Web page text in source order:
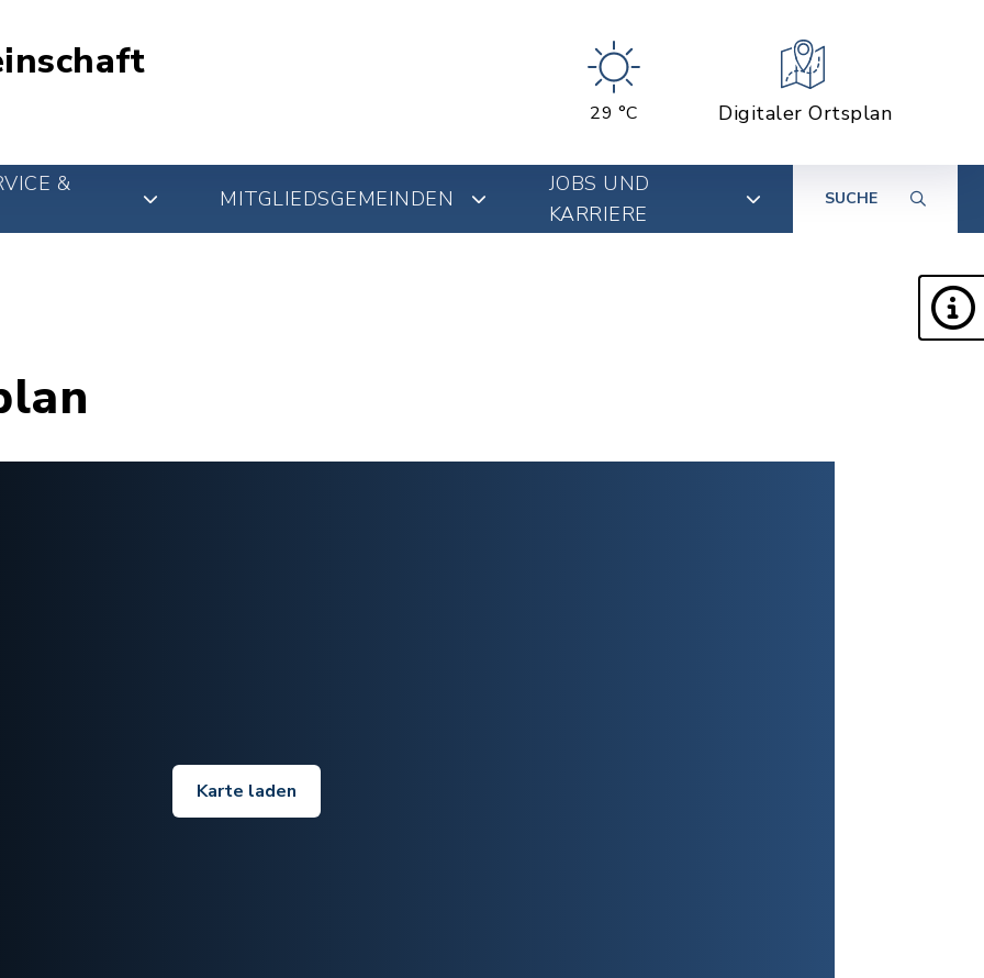
29 °C Digitaler Ortsplan
&
MITGLIEDSGEMEINDEN
JOBS UND
KARRIERE
SUCHE
Karte laden